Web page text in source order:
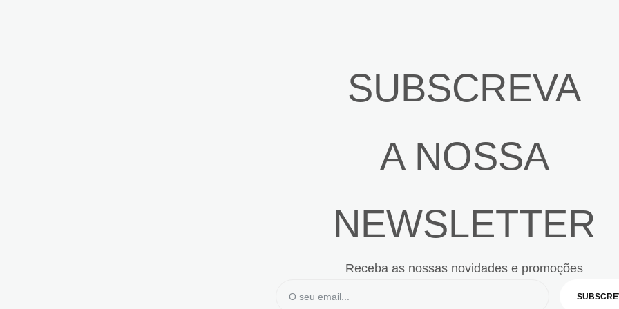
SUBSCREVA
A NOSSA
NEWSLETTER
Receba as nossas novidades e promoções